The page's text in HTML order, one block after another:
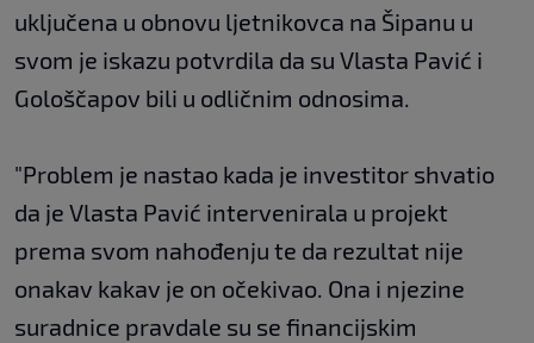
uključena u obnovu ljetnikovca na Šipanu u
svom je iskazu potvrdila da su Vlasta Pavić i
Gološčapov bili u odličnim odnosima.
"Problem je nastao kada je investitor shvatio
da je Vlasta Pavić intervenirala u projekt
prema svom nahođenju te da rezultat nije
onakav kakav je on očekivao. Ona i njezine
suradnice pravdale su se financijskim